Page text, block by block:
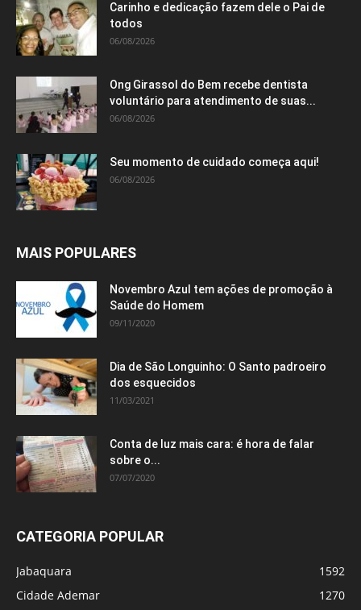
Carinho e dedicação fazem dele o Pai de
todos
06/08/2026
Ong Girassol do Bem recebe dentista
voluntário para atendimento de suas...
06/08/2026
Seu momento de cuidado começa aqui!
06/08/2026
MAIS POPULARES
Novembro Azul tem ações de promoção à
Saúde do Homem
09/11/2020
Dia de São Longuinho: O Santo padroeiro
dos esquecidos
11/03/2021
Conta de luz mais cara: é hora de falar
sobre o...
07/07/2020
CATEGORIA POPULAR
Jabaquara
1592
Cidade Ademar
1270